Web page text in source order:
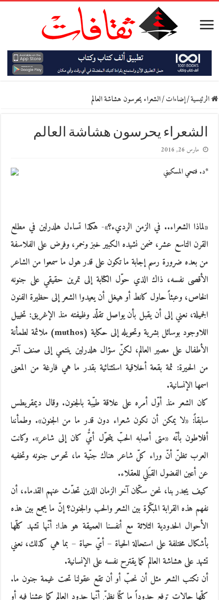
الرئيسية/إضاءات/الشعراء ‬يحرسون ‬هشاشة ‬العالم
الشعراء ‬يحرسون ‬هشاشة ‬العالم
مارس 26, 2016
*د. فتحي المسكيني
«لماذا الشعراء.. في الزمن الرديء؟»- هكذا تساءل هلدرلين في مطلع
القرن التاسع عشر، ضمن نشيده الكبير خبز وخمر، وفرض على الفلاسفة
من بعده ضرورة رسم إجابة ما تكون على قدر هول ما سمعوا من الشاعر
الأقصى نفسه، ذاك الذي حوّل الكتابة إلى تمرين حقيقي على جنونه
الخاص، وعبثاً حاول كانط أو هيغل أن يعيدوا الشعر إلى حظيرة الفنون
الجميلة، نعني إلى أن يقبل بأن يواصل تقلّد وظيفته منذ الإغريق: تخييل
اللاوجود بوسائل بشرية وتحويله إلى حكاية (‏muthos) ‬ملائمة ‬لطمأنة
‬الأطفال ‬على ‬مصير ‬العالم، ‬لكنّ ‬سؤال ‬هلدرلين ‬ينتمي ‬إلى ‬صنف ‬آخر
‬من ‬الحيرة: ثمة ‬بقعة ‬أخلاقية ‬استثنائية ‬بقدر ‬ما ‬هي ‬فارغة ‬من ‬المعنى
‬اسمها ‬الإنسانية.
كان الشعر منذ أوّل أمره على علاقة طيّبة بالجنون. وقال ديمقريطس
سابقاً: «لا يمكن أن نكون شعراء دون قدر ما من الجنون». وطمأننا
أفلاطون بأنّه «متى أصابه الحبّ يتحوّل أيٌّ كان إلى شاعر». وكانت
العرب تظنّ أنّ وراء كلّ شاعر هناك جنّية ما، تحرس جنونه وتخفيه
عن أعين الفضول القبَلي للعقلاء.
كيف يجدر بنا، نحن سكّان آخر الزمان الذين تحدّث عنهم القدماء، أن
نفهم هذه القرابة المبكّرة بين الشعر والحب والجنون؟ إنّ ما يجمع بين هذه
الأحوال الحدودية الثلاثة مع أنفسنا العميقة هو هذا: أنّها تشهد كلّها
بأشكال مختلفة على استحالة الحياة – أيّ حياة – بما هي كذلك، نعني
تشهد على هشاشة العالم كما يقترح نفسه على الإنسانية.
أن نكتب الشعر مثل أن نحبّ أو أن تقع عقولنا تحت غيمة جنون ما.
كلّها حالات ترفع حدوداً ما كنّا نظنّ أنّها حدود العالم كما عشنا فيه أو